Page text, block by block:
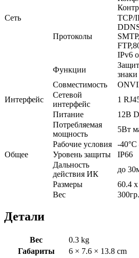
Сеть
Протоколы
TCP/
IPv6
Функции
знаки
Совместимость
Интерфейс
Сетевой
интерфейс
1
Общее
Питание
12В
Потребляемая
мощность
5Вт
Рабочие условия
-
Уровень защиты
IP66
Дальность
действия ИК
до
Размеры
60.4
Вес
300гр.
Детали
Вес
0.3 kg
Габариты
6 × 7.6 × 13.8 cm